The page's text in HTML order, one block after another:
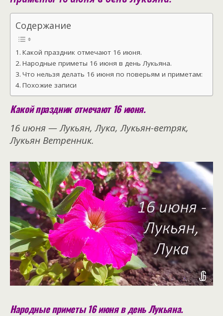
Содержание
Какой праздник отмечают 16 июня.
Народные приметы 16 июня в день Лукьяна.
Что нельзя делать 16 июня по поверьям и приметам:
Похожие записи
Какой праздник отмечают 16 июня.
16 июня — Лукьян, Лука, Лукьян-ветряк,
Лукьян Ветренник.
Народные приметы 16 июня в день Лукьяна.